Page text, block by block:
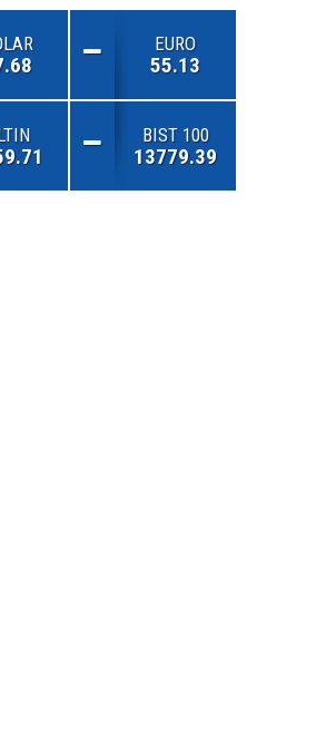
EURO
55.13
BIST 100
13779.39